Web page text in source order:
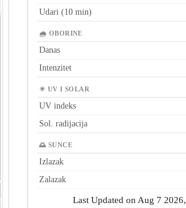
Udari (10 min)
🌧 OBORINE
Danas
Intenzitet
☀ UV I SOLAR
UV indeks
Sol. radijacija
🌅 SUNCE
Izlazak
Zalazak
Last Updated on Aug 7